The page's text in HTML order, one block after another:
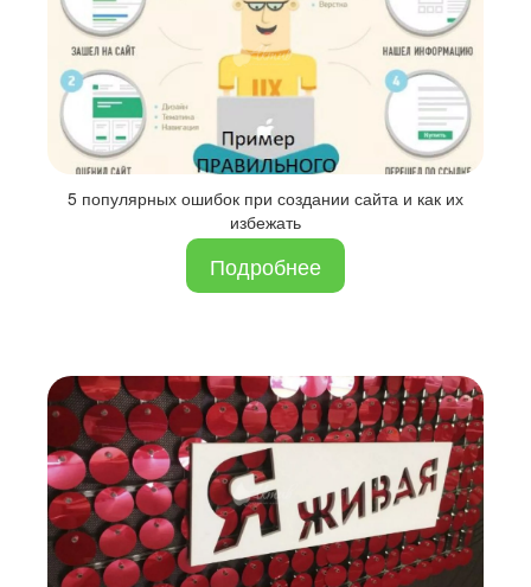
5 популярных ошибок при создании сайта и как их
избежать
Подробнее